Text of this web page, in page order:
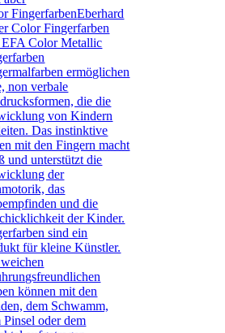
FingerfarbenEberhard
Color Fingerfarben
EFA Color Metallic
ermöglichen
non verbale
die die
von Kindern
Das instinktive
mit den Fingern macht
und unterstützt die
der
das
und die
der Kinder.
sind ein
für kleine Künstler.
können mit den
dem Schwamm,
Pinsel oder dem